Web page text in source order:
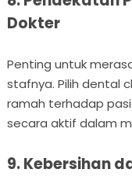
Dokter
Penting untuk
stafnya. Pilih dental
ramah terhadap
secara aktif dalam
9. Kebersihan